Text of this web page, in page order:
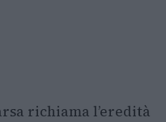
richiama l’eredità